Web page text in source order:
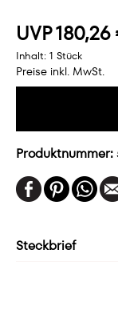
UVP
Inhalt: 1 Stück
Preise inkl. MwSt.
Produktnummer:
Steckbrief